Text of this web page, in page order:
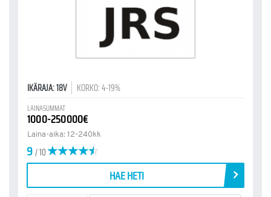
IKÄRAJA: 18V KORKO: 4-19%
LAINASUMMAT
1000-250000€
Laina-aika: 12-240kk
9/ 10
HAE HETI